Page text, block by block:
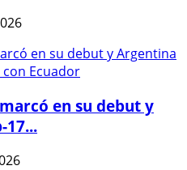
en su debut y
17...